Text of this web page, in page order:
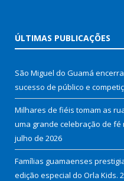
ÚLTIMAS PUBLICAÇÕES
São Miguel do Guamá
sucesso de público e
Milhares de fiéis tomam as
uma grande celebração de fé
julho de 2026
Famílias guamaenses
edição especial do Orla Kids.